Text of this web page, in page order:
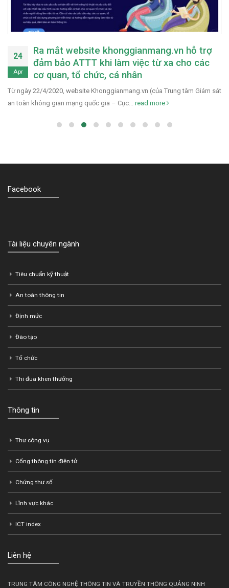
27
May
Misa dừng cung cấp chữ ký số từ xa do
chưa đáp ứng quy định
Trung tâm Chứng thực điện tử quốc gia (NEAC) – Bộ TT&TT vừa
ban hành công văn số 216/NEAC-TĐPC...read more
An toàn thông tin
Định mức
Đào tạo
Tổ chức
Thi đua khen thưởng
Cổng thông tin điện tử
Chứng thư số
Lĩnh vực khác
ICT index